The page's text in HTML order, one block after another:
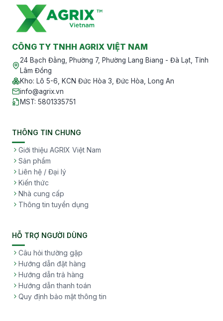
CÔNG TY TNHH AGRIX VIỆT NAM
24 Bạch Đằng, Phường 7, Phường Lang Biang - Đà Lạt, Tỉnh
Lâm Đồng
Kho: Lô 5-6, KCN Đức Hòa 3, Đức Hòa, Long An
info@agrix.vn
MST: 5801335751
THÔNG TIN CHUNG
Giới thiệu AGRIX Việt Nam
Sản phẩm
Liên hệ / Đại lý
Kiến thức
Nhà cung cấp
Thông tin tuyển dụng
HỖ TRỢ NGƯỜI DÙNG
Câu hỏi thường gặp
Hướng dẫn đặt hàng
Hướng dẫn trả hàng
Hướng dẫn thanh toán
Quy định bảo mật thông tin